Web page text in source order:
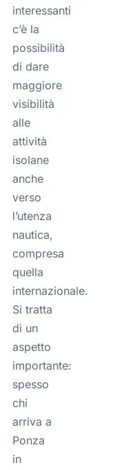
interessanti
c’è la
possibilità
di dare
maggiore
visibilità
alle
attività
isolane
anche
verso
l’utenza
nautica,
compresa
quella
internazionale.
Si tratta
di un
aspetto
importante:
spesso
chi
arriva a
Ponza
in